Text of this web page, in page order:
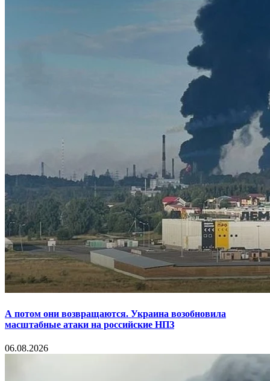
А потом они возвращаются. Украина возобновила
масштабные атаки на российские НПЗ
06.08.2026